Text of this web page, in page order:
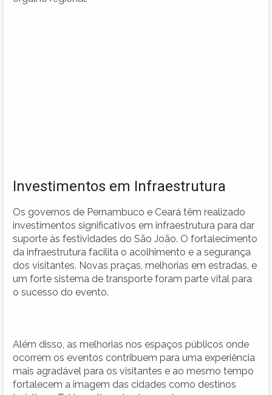
Investimentos em Infraestrutura
Os governos de Pernambuco e Ceará têm realizado
investimentos significativos em infraestrutura para dar
suporte às festividades do São João. O fortalecimento
da infraestrutura facilita o acolhimento e a segurança
dos visitantes. Novas praças, melhorias em estradas, e
um forte sistema de transporte foram parte vital para
o sucesso do evento.
Além disso, as melhorias nos espaços públicos onde
ocorrem os eventos contribuem para uma experiência
mais agradável para os visitantes e ao mesmo tempo
fortalecem a imagem das cidades como destinos